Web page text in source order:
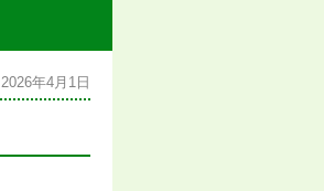
2026年4月1日